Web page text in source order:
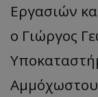
Εργασιών
ο Γιώργος